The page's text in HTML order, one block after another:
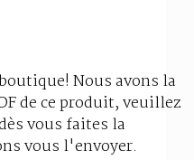
Nous avons la
de ce produit, veuillez
vous faites la
vous l'envoyer.